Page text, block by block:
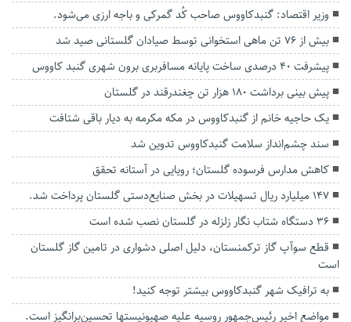
وزیر اقتصاد: گنبدکاووس صاحب کُد گمرکی و باجه ارزی می‌شود.
بیش از ۷۶ تن ماهی استخوانی توسط صیادان گلستانی صید شد
پیشرفت ۴۰ درصدی ساخت پایانه مسافربری برون شهری گنبد کاووس
پیش بینی برداشت ۱۸۰ هزار تن چغندرقند در گلستان
یک حاجیه خانم از گنبدکاووس در مکه مکرمه به دیار باقی شتافت
سند چشم‌انداز سلامت گنبدکاووس تدوین شد
کاهش مدارس فرسوده گلستان؛ رویایی در آستانه تحقق
۱۴۷ میلیارد ریال تسهیلات در بخش صنایع‌دستی گلستان پرداخت شد.
۳۶ دستگاه شتاب نگار زلزله در گلستان نصب شده است
قطع سوآپ گاز ترکمنستان، دلیل اصلی دشواری در تامین گاز گلستان
است
به ترافیک شهر گنبدکاووس بیشتر توجه کنید!
مواضع اخیر رئیس‌جمهور روسیه علیه صهیونیستها تحسین‌برانگیز است.